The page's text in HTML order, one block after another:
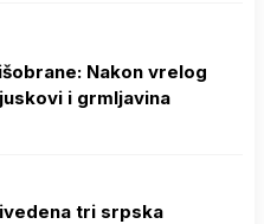
Nakon vrelog
i grmljavina
tri srpska